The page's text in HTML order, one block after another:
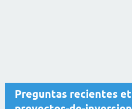
Preguntas recientes